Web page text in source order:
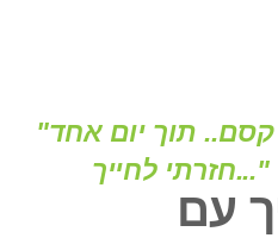
"כמו קסם.. תוך יום אחד
חזרתי לחייך..."
עם